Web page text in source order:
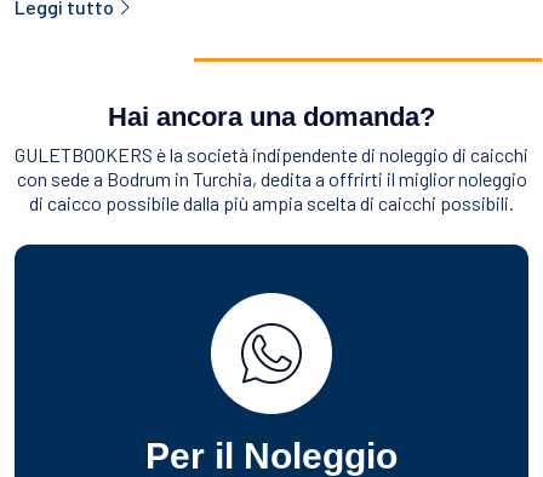
Leggi tutto
Hai ancora una domanda?
GULETBOOKERS è la società indipendente di noleggio di caicchi
con sede a Bodrum in Turchia, dedita a offrirti il miglior noleggio
di caicco possibile dalla più ampia scelta di caicchi possibili.
Per il Noleggio